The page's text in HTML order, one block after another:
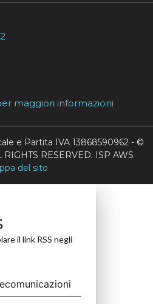
maggiori informazioni
e Partita IVA 13868590962 - ©
RESERVED. ISP AWS
del sito
il link RSS negli